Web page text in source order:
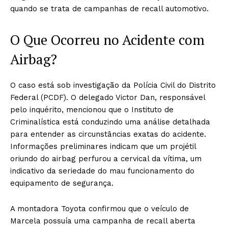
quando se trata de campanhas de recall automotivo.
O Que Ocorreu no Acidente com
Airbag?
O caso está sob investigação da Polícia Civil do Distrito
Federal (PCDF). O delegado Victor Dan, responsável
pelo inquérito, mencionou que o Instituto de
Criminalística está conduzindo uma análise detalhada
para entender as circunstâncias exatas do acidente.
Informações preliminares indicam que um projétil
oriundo do airbag perfurou a cervical da vítima, um
indicativo da seriedade do mau funcionamento do
equipamento de segurança.
A montadora Toyota confirmou que o veículo de
Marcela possuía uma campanha de recall aberta